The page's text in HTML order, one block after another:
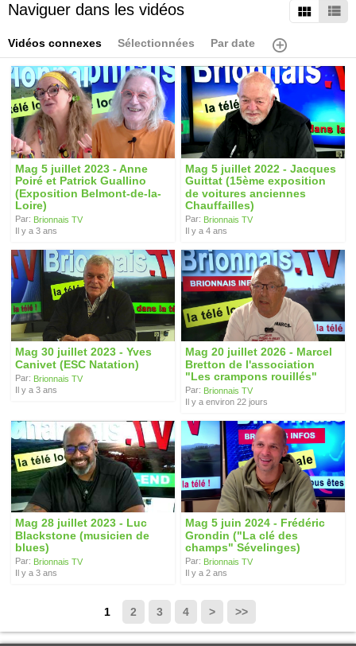
Naviguer dans les vidéos
Vidéos connexes Sélectionnées Par date
Mag 5 juillet 2023 - Anne
Poiré et Patrick Guallino
(Exposition Belmont-de-la-
Loire)
Par: Brionnais TV
Il y a 3 ans
Mag 5 juillet 2022 - Jacques
Guittat (15ème exposition
de voitures anciennes
Chauffailles)
Par: Brionnais TV
Il y a 4 ans
Mag 30 juillet 2023 - Yves
Canivet (ESC Natation)
Par: Brionnais TV
Il y a 3 ans
Mag 20 juillet 2026 - Marcel
Bretton de l'association
"Les crampons rouillés"
Par: Brionnais TV
Il y a environ 22 jours
Mag 28 juillet 2023 - Luc
Blackstone (musicien de
blues)
Par: Brionnais TV
Il y a 3 ans
Mag 5 juin 2024 - Frédéric
Grondin ("La clé des
champs" Sévelinges)
Par: Brionnais TV
Il y a 2 ans
1 2 3 4 > >>